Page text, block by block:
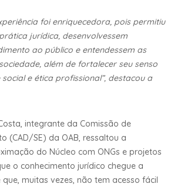
foi enriquecedora, pois permitiu
jurídica, desenvolvessem
ao público e entendessem as
além de fortalecer seu senso
e ética profissional”, destacou a
integrante da Comissão de
(CAD/SE) da OAB, ressaltou a
do Núcleo com ONGs e projetos
o conhecimento jurídico chegue a
muitas vezes, não tem acesso fácil